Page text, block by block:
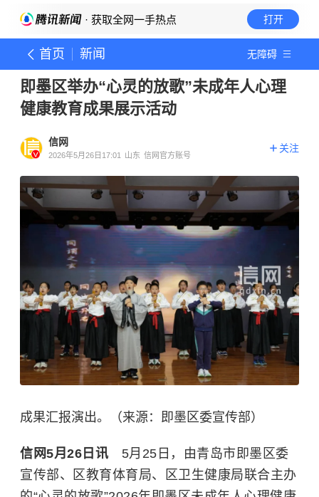
· 获取全网一手热点 打开
首页 新闻 无障碍
即墨区举办“心灵的放歌”未成年人心理
健康教育成果展示活动
信网
2026年5月26日17:01 山东 信网官方账号
关注
成果汇报演出。（来源：即墨区委宣传部）
信网5月26日讯 5月25日，由青岛市即墨区委
宣传部、区教育体育局、区卫生健康局联合主办